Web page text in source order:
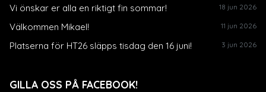
Vi önskar er alla en riktigt fin sommar! 18 jun 2026
Välkommen Mikael! 11 jun 2026
Platserna för HT26 släpps tisdag den 16 juni! 3 jun 2026
GILLA OSS PÅ FACEBOOK!